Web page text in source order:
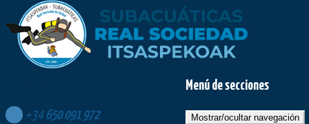
+34 650 091 972
Menú de secciones
Mostrar/ocultar navegación